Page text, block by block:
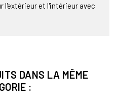
l'extérieur et l'intérieur avec
DANS LA MÊME
: